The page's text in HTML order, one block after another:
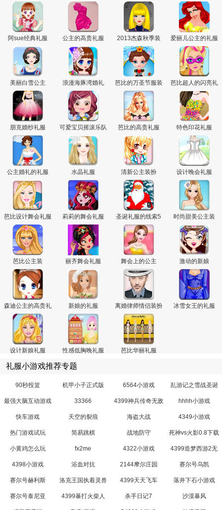
页
阿sue经典礼服 公主的高贵礼服 2013杰森秋季装 爱丽儿公主的礼服
美丽白雪公主 浪漫海豚湾婚礼 芭比的万圣节服装
芭比超人的闪亮礼
服
朋克婚纱礼服
可爱宝贝摇滚乐队
礼服
芭比的高贵礼服 特色印花礼服
公主婚礼的礼服 水晶礼服 清新公主装扮 设计晚会礼服
芭比设计舞会礼服 莉莉的舞会礼服 圣诞礼服的线索5 时尚甜美公主装
芭比公主装 丽齐舞会礼服 舞会上的公主 激动的新娘
森迪公主的高贵礼
服
新娘的礼服 离婚律师情侣装扮 冰雪女王的礼服
设计新娘礼服 性感低胸晚礼服 芭比华丽礼服
礼服小游戏推荐专题
90秒投篮 机甲小子正式版 6564小游戏
乱游记之雪战圣诞
老人
最强大脑互动游戏 33366
4399神兵传奇无敌
幸运版
hhhh小游戏
快车游戏 天空的裂痕 海盗大战 4349小游戏
热门游戏试玩 简易跳棋 战地防守 死神vs火影0.8下载
小黄鸡怎么玩 fx2me 4322小游戏
4399造梦西游2无
敌版小游戏
4398小游戏 浴血对抗 2144摩尔庄园 赛尔号乌凯
赛尔号赫利斯 洛克王国执着灵兽 4399天天飞车 落井下石小游戏
赛尔号泰尼亚 4399暴打火柴人 杀手日记7 沙漠暴风